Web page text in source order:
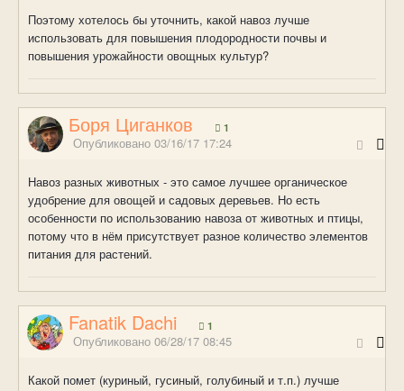
Поэтому хотелось бы уточнить, какой навоз лучше
использовать для повышения плодородности почвы и
повышения урожайности овощных культур?
Боря Циганков 1
Опубликовано 03/16/17 17:24
Навоз разных животных - это самое лучшее органическое
удобрение для овощей и садовых деревьев. Но есть
особенности по использованию навоза от животных и птицы,
потому что в нём присутствует разное количество элементов
питания для растений.
Fanatik Dachi 1
Опубликовано 06/28/17 08:45
Какой помет (куриный, гусиный, голубиный и т.п.) лучше